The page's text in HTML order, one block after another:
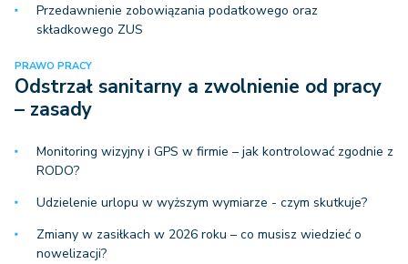
Przedawnienie zobowiązania podatkowego oraz
składkowego ZUS
PRAWO PRACY
Odstrzał sanitarny a zwolnienie od pracy
– zasady
Monitoring wizyjny i GPS w firmie – jak kontrolować zgodnie z
RODO?
Udzielenie urlopu w wyższym wymiarze - czym skutkuje?
Zmiany w zasiłkach w 2026 roku – co musisz wiedzieć o
nowelizacji?